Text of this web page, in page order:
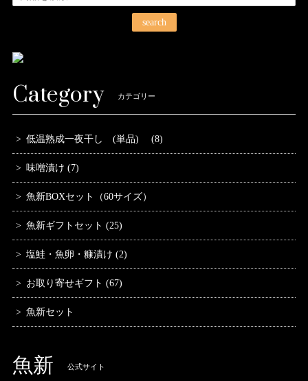
search
Category カテゴリー
低温熟成一夜干し (単品) (8)
味噌漬け (7)
魚新BOXセット（60サイズ）
魚新ギフトセット (25)
塩鮭・魚卵・糠漬け (2)
お取り寄せギフト (67)
魚新セット
魚新 公式サイト